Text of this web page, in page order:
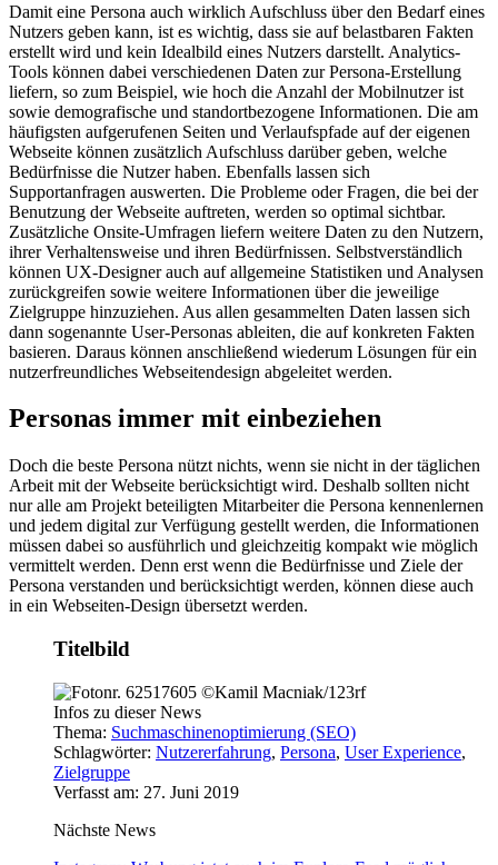
Damit eine Persona auch wirklich Aufschluss über den Bedarf eines
Nutzers geben kann, ist es wichtig, dass sie auf belastbaren Fakten
erstellt wird und kein Idealbild eines Nutzers darstellt. Analytics-
Tools können dabei verschiedenen Daten zur Persona-Erstellung
liefern, so zum Beispiel, wie hoch die Anzahl der Mobilnutzer ist
sowie demografische und standortbezogene Informationen. Die am
häufigsten aufgerufenen Seiten und Verlaufspfade auf der eigenen
Webseite können zusätzlich Aufschluss darüber geben, welche
Bedürfnisse die Nutzer haben. Ebenfalls lassen sich
Supportanfragen auswerten. Die Probleme oder Fragen, die bei der
Benutzung der Webseite auftreten, werden so optimal sichtbar.
Zusätzliche Onsite-Umfragen liefern weitere Daten zu den Nutzern,
ihrer Verhaltensweise und ihren Bedürfnissen. Selbstverständlich
können UX-Designer auch auf allgemeine Statistiken und Analysen
zurückgreifen sowie weitere Informationen über die jeweilige
Zielgruppe hinzuziehen. Aus allen gesammelten Daten lassen sich
dann sogenannte User-Personas ableiten, die auf konkreten Fakten
basieren. Daraus können anschließend wiederum Lösungen für ein
nutzerfreundliches Webseitendesign abgeleitet werden.
Personas immer mit einbeziehen
Doch die beste Persona nützt nichts, wenn sie nicht in der täglichen
Arbeit mit der Webseite berücksichtigt wird. Deshalb sollten nicht
nur alle am Projekt beteiligten Mitarbeiter die Persona kennenlernen
und jedem digital zur Verfügung gestellt werden, die Informationen
müssen dabei so ausführlich und gleichzeitig kompakt wie möglich
vermittelt werden. Denn erst wenn die Bedürfnisse und Ziele der
Persona verstanden und berücksichtigt werden, können diese auch
in ein Webseiten-Design übersetzt werden.
Titelbild
Infos zu dieser News
Thema: Suchmaschinenoptimierung (SEO)
Schlagwörter: Nutzererfahrung, Persona, User Experience,
Zielgruppe
Verfasst am: 27. Juni 2019
Nächste News